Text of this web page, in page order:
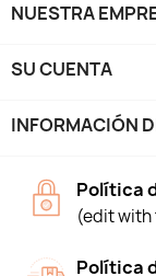
NUESTRA
SU CUENTA
INFORMACIÓN
Política
(edit with
Política